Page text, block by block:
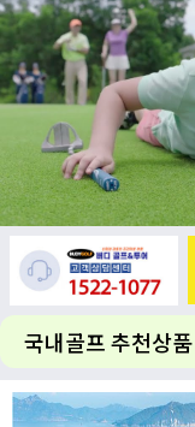
동남아골프
괌/사이판/하와이
특별기획여행
COMMUITY
공지사항
질문과답변
여행후기
국내골프 추천상품